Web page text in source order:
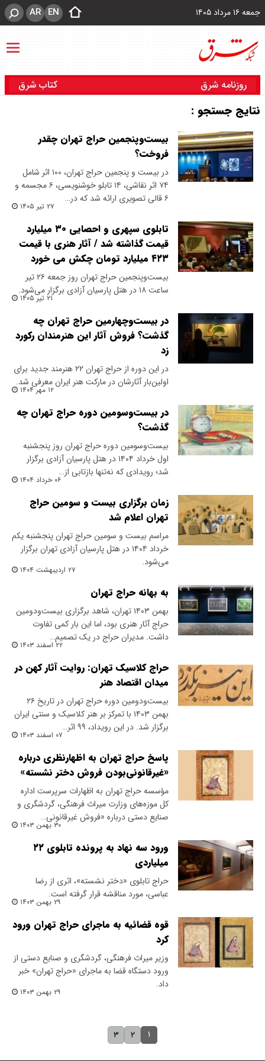
جمعه ۱۶ مرداد ۱۴۰۵ EN
AR
روزنامه شرق کتاب شرق
نتایج جستجو :
بیست‌وپنجمین حراج تهران چقدر
فروخت؟
در بیست و پنجمین حراج تهران، ۱۰۰ اثر شامل
۷۴ اثر نقاشی، ۱۴ تابلو خوشنویسی، ۶ مجسمه و
۶ قالی تصویری ارائه شد که در…
۲۷ تیر ۱۴۰۵
تابلوی سپهری و احصایی ۳۰ میلیارد
قیمت گذاشته شد / آثار هنری با قیمت
۴۲۳ میلیارد تومان چکش می خورد
بیست‌وپنجمین حراج تهران روز جمعه ۲۶ تیر
ساعت ۱۸ در هتل پارسیان آزادی برگزار می‌شود.
۲۱ تیر ۱۴۰۵
در بیست‌وچهارمین حراج تهران چه
گذشت؟ فروش آثار این هنرمندان رکورد
زد
در این دوره از حراج تهران ۲۲ هنرمند جدید برای
اولین‌بار آثارشان در مارکت هنر ایران معرفی شد.
۱۲ مهر ۱۴۰۴
در بیست‌وسومین دوره حراج تهران چه
گذشت؟
بیست‌وسومین دوره حراج تهران روز پنجشنبه
اول خرداد ۱۴۰۴ در هتل پارسیان آزادی برگزار
شد؛ رویدادی که نه‌تنها بازتابی از…
۰۶ خرداد ۱۴۰۴
زمان برگزاری بیست و سومین حراج
تهران اعلام شد
مراسم بیست و سومین حراج تهران پنجشنبه یکم
خرداد ۱۴۰۴ در هتل پارسیان آزادی تهران برگزار
می‌شود.
۲۷ اردیبهشت ۱۴۰۴
به بهانه حراج تهران
بهمن ۱۴۰۳ تهران، شاهد برگزاری بیست‌و‌دومین
حراج آثار هنری بود، اما این بار کمی تفاوت
داشت. مدیران حراج در یک تصمیم…
۲۲ اسفند ۱۴۰۳
حراج کلاسیک تهران: روایت آثار کهن در
میدان اقتصاد هنر
بیست‌ودومین دوره حراج تهران در تاریخ ۲۶
بهمن ۱۴۰۳ با تمرکز بر هنر کلاسیک و سنتی ایران
برگزار شد. در این رویداد، ۹۹ اثر…
۰۷ اسفند ۱۴۰۳
پاسخ حراج تهران به اظهارنظری درباره
«غیرقانونی‌بودن فروش دختر نشسته»
مؤسسه حراج تهران به اظهارات سرپرست اداره
کل موزه‌های وزارت میراث فرهنگی، گردشگری و
صنایع‌ دستی درباره «فروش غیرقانونی…
۳۰ بهمن ۱۴۰۳
ورود سه نهاد به پرونده تابلوی ۲۲
میلیاردی
حراج تابلوی «دختر نشسته»، اثری از رضا
عباسی، مورد مناقشه قرار گرفته است.
۲۹ بهمن ۱۴۰۳
قوه قضائیه به ماجرای حراج تهران ورود
کرد
وزیر میراث فرهنگی، گردشگری و صنایع دستی از
ورود دستگاه قضا به ماجرای «حراج تهران» خبر
داد.
۲۹ بهمن ۱۴۰۳
۱ ۲ ۳